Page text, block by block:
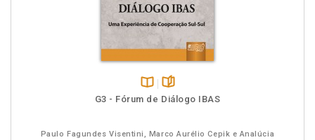
Disponível
páginas
G3 - Fórum de Diálogo IBAS
Paulo Fagundes Visentini, Marco Aurélio Cepik e Analúcia